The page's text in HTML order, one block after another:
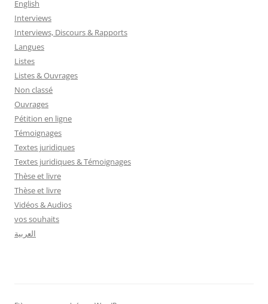
English
Interviews
Interviews, Discours & Rapports
Langues
Listes
Listes & Ouvrages
Non classé
Ouvrages
Pétition en ligne
Témoignages
Textes juridiques
Textes juridiques & Témoignages
Thèse et livre
Thèse et livre
Vidéos & Audios
vos souhaits
العربية